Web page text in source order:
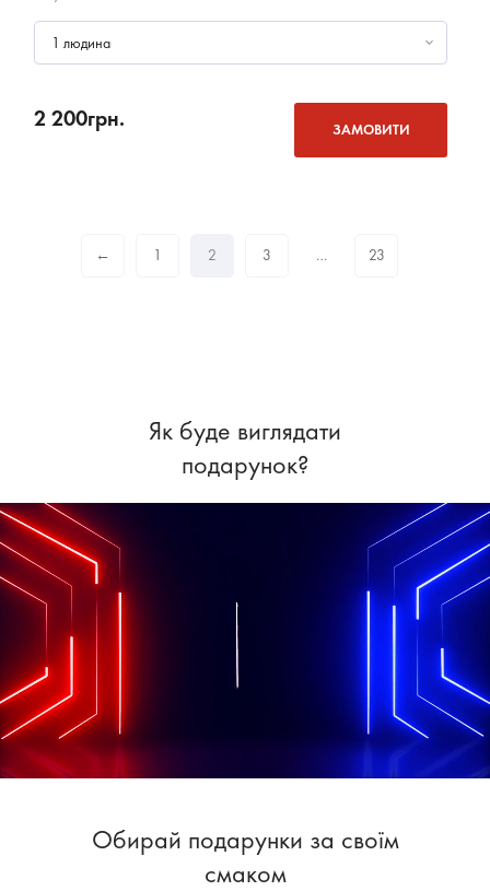
1 людина
2 200грн. ЗАМОВИТИ
← 1 2 3 … 23
Як буде виглядати
подарунок?
Обирай подарунки за своїм
смаком